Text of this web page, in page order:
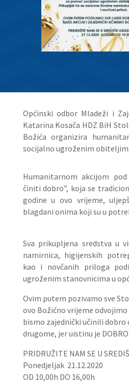
Općinski odbor Mladeži i
Katarina Kosača HDZ BiH
Božića organizira
socijalno ugroženim
Humanitarnom akcijom
činiti dobro”, koja se
godine u ovo vrijeme,
blagdani onima koji su u
Sva prikupljena sredstva u
namirnica, higijenskih
kao i novčanih priloga
ugroženim stanovnicima u
Ovim putem pozivamo sve
ovo Božićno vrijeme odvojimo
bismo zajednički učinili
drugome, jer uistinu je
PRIDRUŽITE NAM SE U
Ponedjeljak 21.12.2020
OD 10,00h DO 16,00h